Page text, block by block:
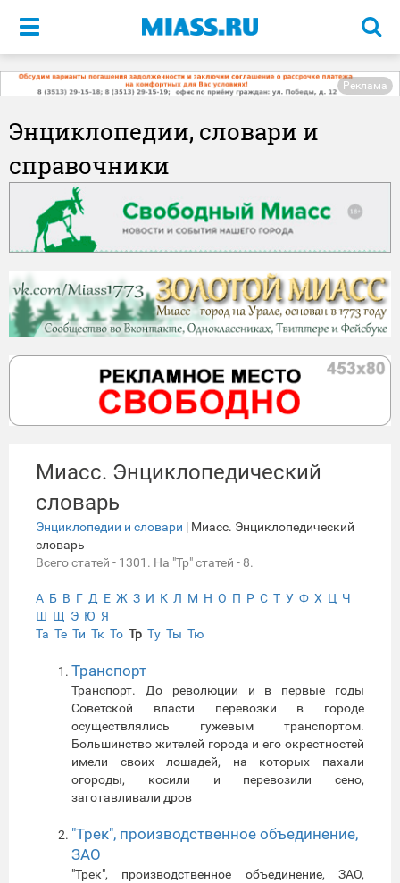
Меню
Реклама
Энциклопедии, словари и
справочники
Миасс. Энциклопедический
словарь
Энциклопедии и словари | Миасс. Энциклопедический
словарь
Всего статей - 1301. На "Тр" статей - 8.
А Б В Г Д Е Ж З И К Л М Н О П Р С Т У Ф Х Ц Ч
Ш Щ Э Ю Я
Та Те Ти Тк То Тр Ту Ты Тю
Транспорт
Транспорт. До революции и в первые годы
Советской власти перевозки в городе
осуществлялись гужевым транспортом.
Большинство жителей города и его окрестностей
имели своих лошадей, на которых пахали
огороды, косили и перевозили сено,
заготавливали дров
"Трек", производственное объединение,
ЗАО
"Трек", производственное объединение, ЗАО,